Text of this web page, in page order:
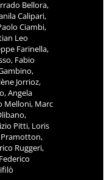
Bellora,
Calipari,
Ciambi,
Leo
Farinella,
Fabio
Jorrioz,
Angela
Melloni, Marc
Pitti, Loris
Ruggeri,